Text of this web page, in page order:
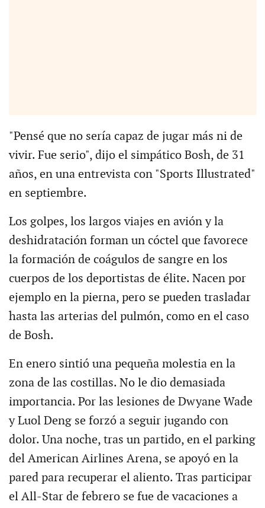
"Pensé que no sería capaz de jugar más ni de
vivir. Fue serio", dijo el simpático Bosh, de 31
años, en una entrevista con "Sports Illustrated"
en septiembre.
Los golpes, los largos viajes en avión y la
deshidratación forman un cóctel que favorece
la formación de coágulos de sangre en los
cuerpos de los deportistas de élite. Nacen por
ejemplo en la pierna, pero se pueden trasladar
hasta las arterias del pulmón, como en el caso
de Bosh.
En enero sintió una pequeña molestia en la
zona de las costillas. No le dio demasiada
importancia. Por las lesiones de Dwyane Wade
y Luol Deng se forzó a seguir jugando con
dolor. Una noche, tras un partido, en el parking
del American Airlines Arena, se apoyó en la
pared para recuperar el aliento. Tras participar
el All-Star de febrero se fue de vacaciones a